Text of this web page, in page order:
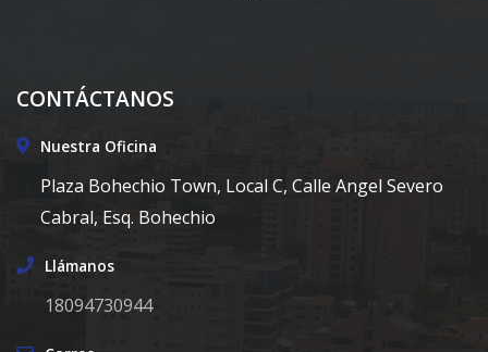
CONTÁCTANOS
Nuestra Oficina
Plaza Bohechio Town, Local C, Calle Angel Severo
Cabral, Esq. Bohechio
Llámanos
18094730944